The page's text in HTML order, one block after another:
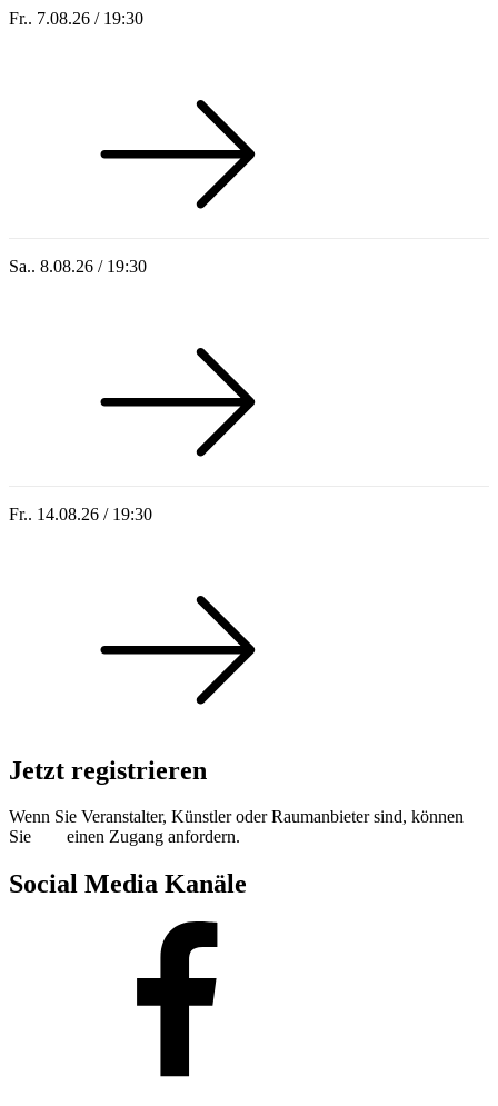
Fr.. 7.08.26 / 19:30
Sa.. 8.08.26 / 19:30
Fr.. 14.08.26 / 19:30
Jetzt registrieren
Wenn Sie Veranstalter, Künstler oder Raumanbieter sind, können
Sie
einen Zugang anfordern.
Social Media Kanäle